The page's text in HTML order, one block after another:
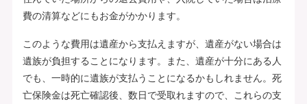
費の清算などにもお金がかかります。
このような費用は遺産から支払えますが、遺産がない場合は
遺族が負担することになります。また、遺産が十分にある人
でも、一時的に遺族が支払うことになるかもしれません。死
亡保険金は死亡確認後、数日で受取れますので、これらの支